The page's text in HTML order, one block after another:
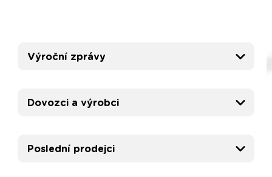
Výroční zprávy
Dovozci a výrobci
Poslední prodejci